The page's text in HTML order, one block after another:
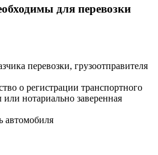
для перевозки
перевозки, грузоотправителя
о регистрации транспортного
нотариально заверенная
автомобиля